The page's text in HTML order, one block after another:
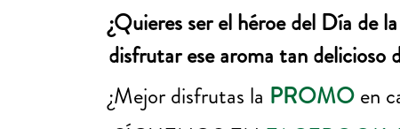
¿Quieres ser el héroe del Día de
disfrutar ese aroma tan delicioso
¿Mejor disfrutas la PROMOen